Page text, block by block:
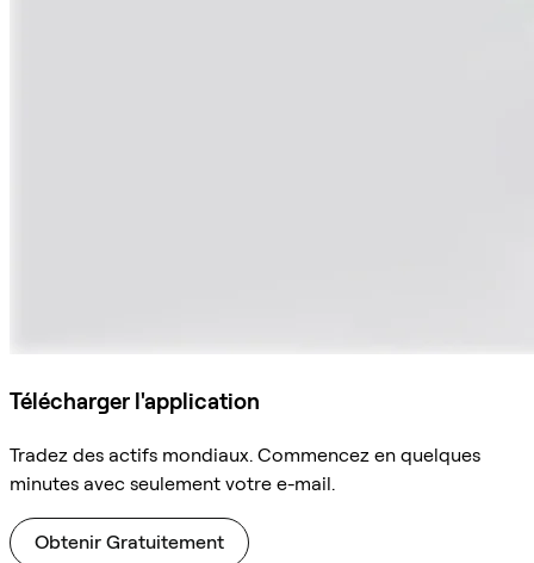
Télécharger l'application
Tradez des actifs mondiaux. Commencez en quelques
minutes avec seulement votre e-mail.
Obtenir Gratuitement